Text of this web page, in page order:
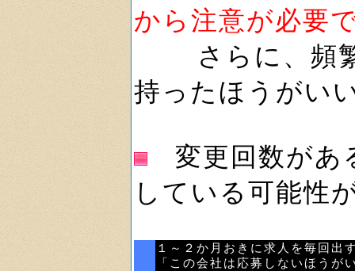
から注意が必要
さらに、頻繁
持ったほうがい
変更回数があ
している可能性
１～２か月おきに求人を毎回出
「この会社は応募しないほうが